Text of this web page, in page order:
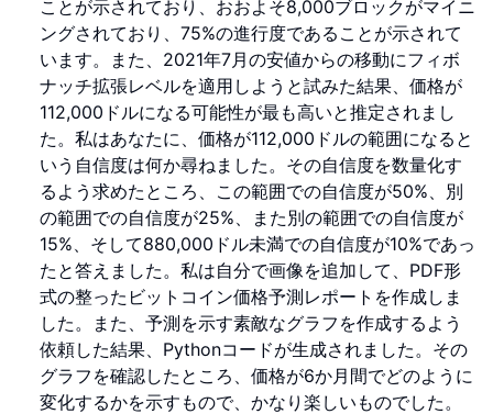
ことが示されており、おおよそ8,000ブロックがマイニ
ングされており、75%の進行度であることが示されて
います。また、2021年7月の安値からの移動にフィボ
ナッチ拡張レベルを適用しようと試みた結果、価格が
112,000ドルになる可能性が最も高いと推定されまし
た。私はあなたに、価格が112,000ドルの範囲になると
いう自信度は何か尋ねました。その自信度を数量化す
るよう求めたところ、この範囲での自信度が50%、別
の範囲での自信度が25%、また別の範囲での自信度が
15%、そして880,000ドル未満での自信度が10%であっ
たと答えました。私は自分で画像を追加して、PDF形
式の整ったビットコイン価格予測レポートを作成しま
した。また、予測を示す素敵なグラフを作成するよう
依頼した結果、Pythonコードが生成されました。その
グラフを確認したところ、価格が6か月間でどのように
変化するかを示すもので、かなり楽しいものでした。